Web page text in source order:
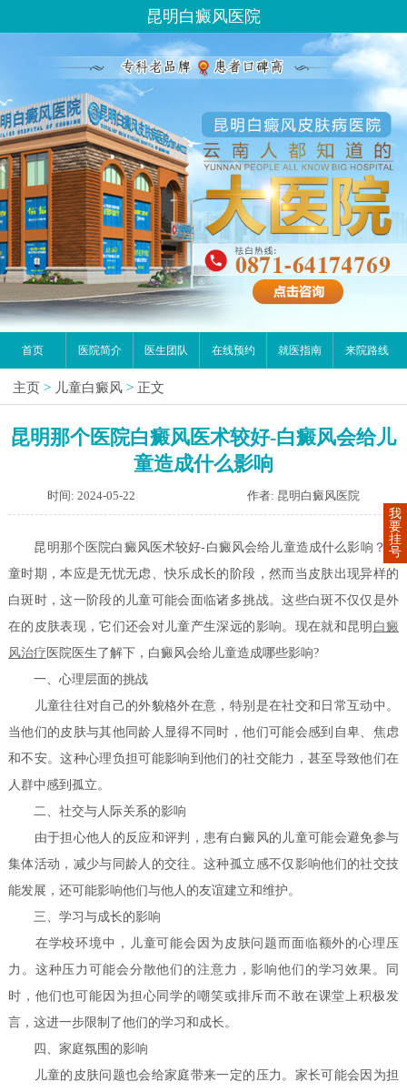
昆明白癜风医院
首页 医院简介 医生团队 在线预约 就医指南 来院路线
主页 > 儿童白癜风 > 正文
昆明那个医院白癜风医术较好-白癜风会给儿
童造成什么影响
时间: 2024-05-22 作者: 昆明白癜风医院
昆明那个医院白癜风医术较好-白癜风会给儿童造成什么影响？儿
童时期，本应是无忧无虑、快乐成长的阶段，然而当皮肤出现异样的
白斑时，这一阶段的儿童可能会面临诸多挑战。这些白斑不仅仅是外
在的皮肤表现，它们还会对儿童产生深远的影响。现在就和昆明 白癜
风治疗 医院医生了解下，白癜风会给儿童造成哪些影响?
一、心理层面的挑战
儿童往往对自己的外貌格外在意，特别是在社交和日常互动中。
当他们的皮肤与其他同龄人显得不同时，他们可能会感到自卑、焦虑
和不安。这种心理负担可能影响到他们的社交能力，甚至导致他们在
人群中感到孤立。
二、社交与人际关系的影响
由于担心他人的反应和评判，患有白癜风的儿童可能会避免参与
集体活动，减少与同龄人的交往。这种孤立感不仅影响他们的社交技
能发展，还可能影响他们与他人的友谊建立和维护。
三、学习与成长的影响
在学校环境中，儿童可能会因为皮肤问题而面临额外的心理压
力。这种压力可能会分散他们的注意力，影响他们的学习效果。同
时，他们也可能因为担心同学的嘲笑或排斥而不敢在课堂上积极发
言，这进一步限制了他们的学习和成长。
四、家庭氛围的影响
儿童的皮肤问题也会给家庭带来一定的压力。家长可能会因为担
我
要
挂
号